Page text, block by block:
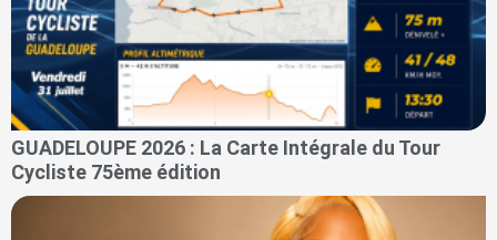
GUADELOUPE 2026 : La Carte Intégrale du Tour
Cycliste 75ème édition